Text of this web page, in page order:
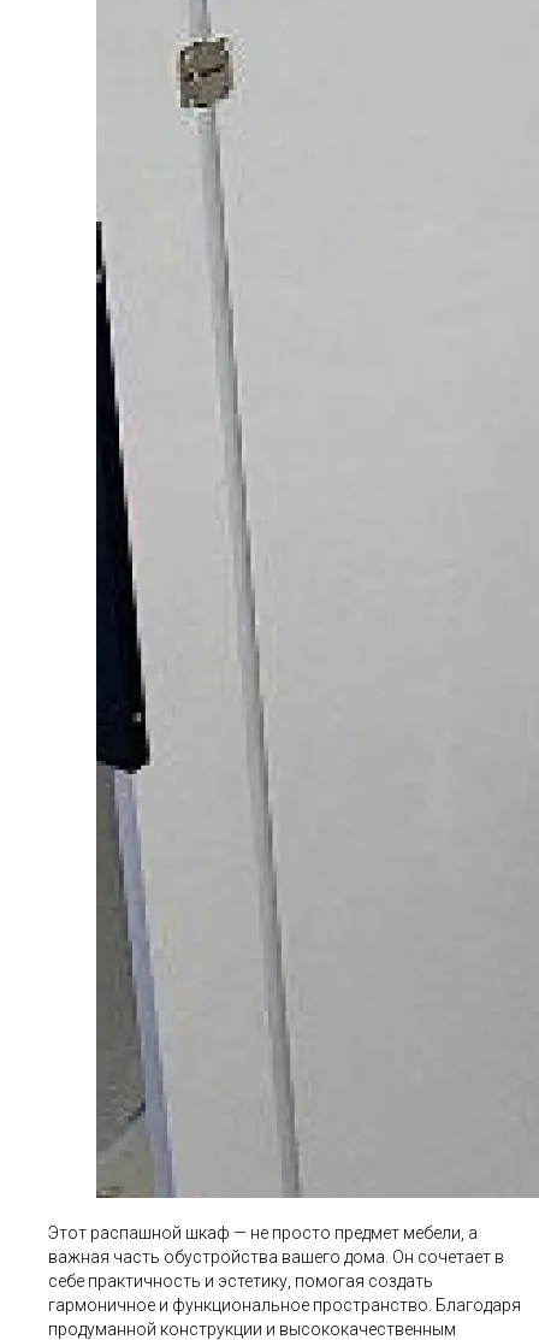
Этот распашной шкаф — не просто предмет мебели, а
важная часть обустройства вашего дома. Он сочетает в
себе практичность и эстетику, помогая создать
гармоничное и функциональное пространство. Благодаря
продуманной конструкции и высококачественным